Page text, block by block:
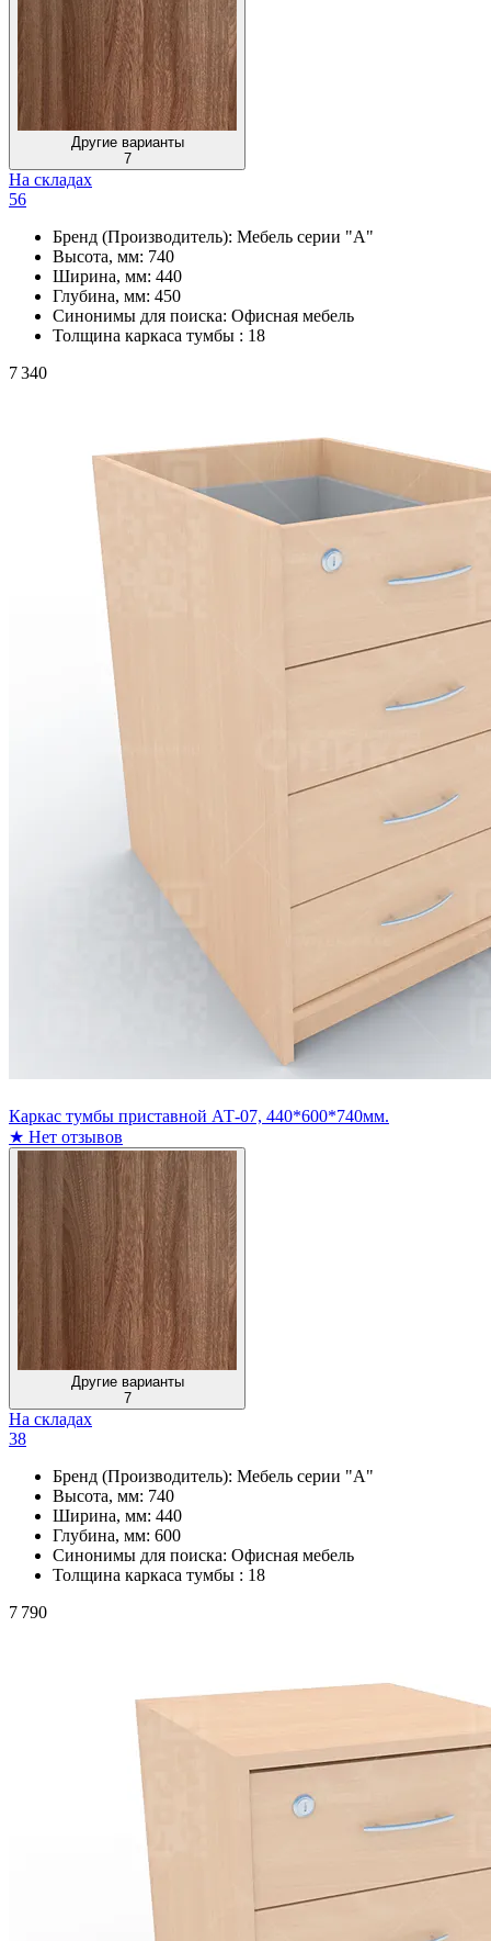
Другие варианты
7
На складах
56
Бренд (Производитель): Мебель серии "А"
Высота, мм: 740
Ширина, мм: 440
Глубина, мм: 450
Синонимы для поиска: Офисная мебель
Толщина каркаса тумбы : 18
7 340
Каркас тумбы приставной АТ-07, 440*600*740мм.
★ Нет отзывов
Другие варианты
7
На складах
38
Бренд (Производитель): Мебель серии "А"
Высота, мм: 740
Ширина, мм: 440
Глубина, мм: 600
Синонимы для поиска: Офисная мебель
Толщина каркаса тумбы : 18
7 790